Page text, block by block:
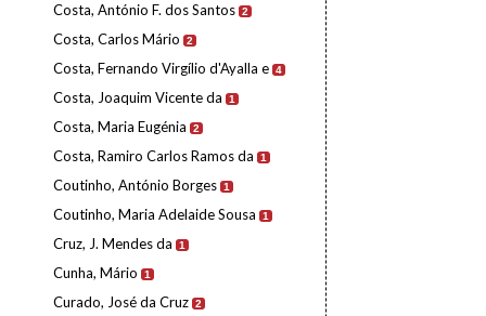
Costa, António F. dos Santos 2
Costa, Carlos Mário 2
Costa, Fernando Virgílio d'Ayalla e 4
Costa, Joaquim Vicente da 1
Costa, Maria Eugénia 2
Costa, Ramiro Carlos Ramos da 1
Coutinho, António Borges 1
Coutinho, Maria Adelaide Sousa 1
Cruz, J. Mendes da 1
Cunha, Mário 1
Curado, José da Cruz 2